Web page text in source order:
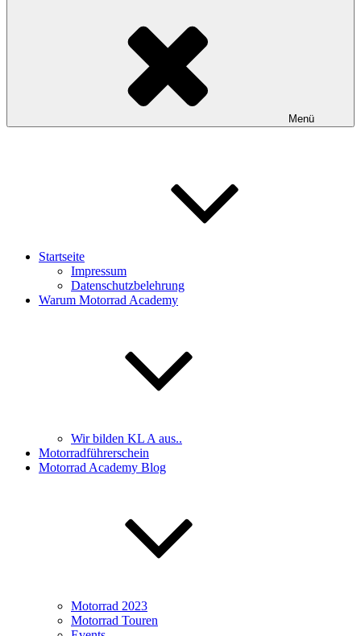
Menü
Startseite
Impressum
Datenschutzbelehrung
Warum Motorrad Academy
Wir bilden KL A aus..
Motorradführerschein
Motorrad Academy Blog
Motorrad 2023
Motorrad Touren